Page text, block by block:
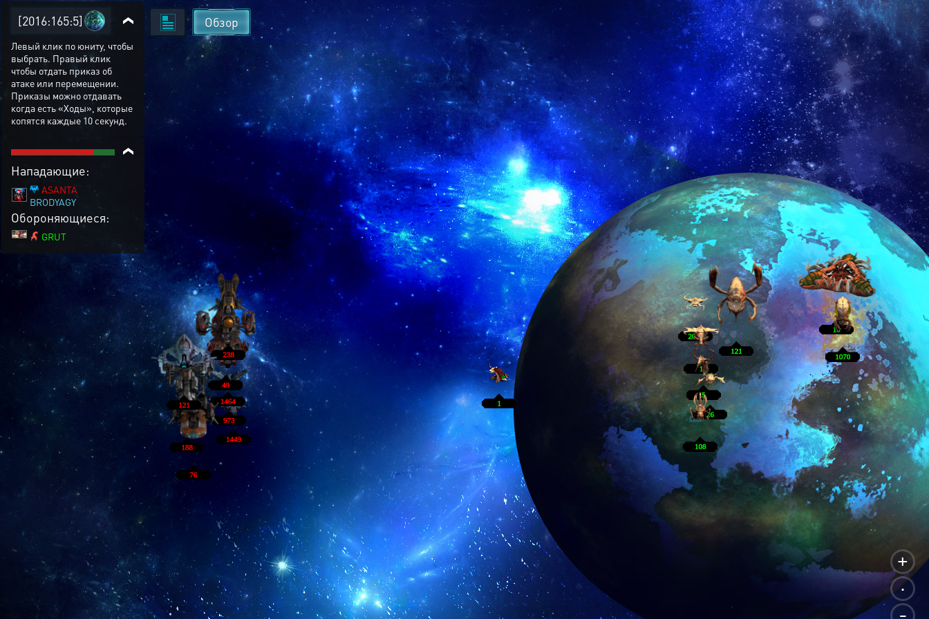
+
.
-
Обзор
[2016:165:5]
Левый клик по юниту, чтобы
выбрать. Правый клик
чтобы отдать приказ об
атаке или перемещении.
Приказы можно отдавать
когда есть «Ходы», которые
копятся каждые 10 секунд.
Нападающие:
ASANTA
BRODYAGY
Обороняющиеся:
GRUT